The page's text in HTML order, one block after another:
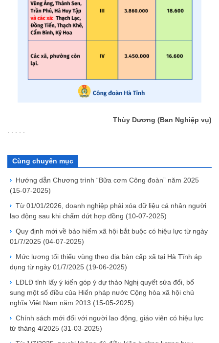
Thùy Dương (Ban Nghiệp vụ)
. . . . .
Cùng chuyên mục
Hướng dẫn Chương trình “Bữa cơm Công đoàn” năm 2025
(15-07-2025)
Từ 01/01/2026, doanh nghiệp phải xóa dữ liệu cá nhân người
lao động sau khi chấm dứt hợp đồng (10-07-2025)
Quy định mới về bảo hiểm xã hội bắt buộc có hiệu lực từ ngày
01/7/2025 (04-07-2025)
Mức lương tối thiểu vùng theo địa bàn cấp xã tại Hà Tĩnh áp
dụng từ ngày 01/7/2025 (19-06-2025)
LĐLĐ tỉnh lấy ý kiến góp ý dự thảo Nghị quyết sửa đổi, bổ
sung một số điều của Hiến pháp nước Cộng hòa xã hội chủ
nghĩa Việt Nam năm 2013 (15-05-2025)
Chính sách mới đối với người lao động, giáo viên có hiệu lực
từ tháng 4/2025 (31-03-2025)